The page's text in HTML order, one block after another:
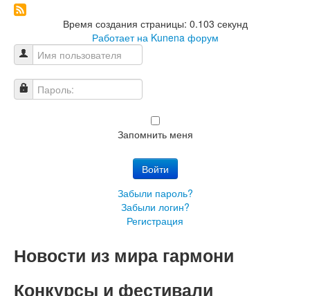
Время создания страницы: 0.103 секунд
Работает на Kunena форум
Имя пользователя
Пароль:
Запомнить меня
Войти
Забыли пароль?
Забыли логин?
Регистрация
Новости из мира гармони
Конкурсы и фестивали